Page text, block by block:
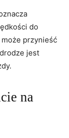
do
przynieść
jest
na